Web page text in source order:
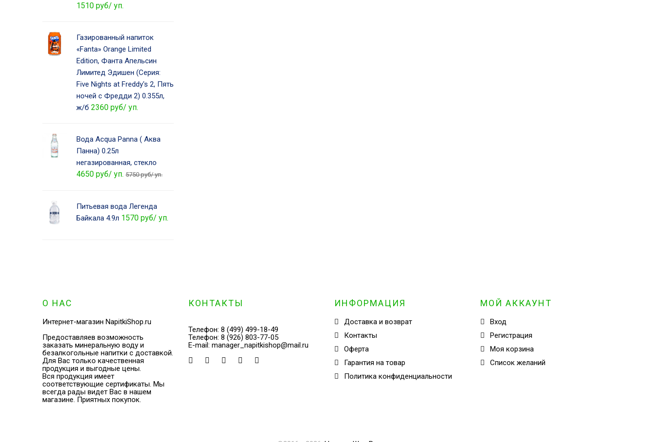
1510 руб/ уп.
Газированный напиток
«Fanta» Orange Limited
Edition, Фанта Апельсин
Лимитед Эдишен (Серия:
Five Nights at Freddy's 2, Пять
ночей с Фредди 2) 0.355л,
ж/б 2360 руб/ уп.
Вода Acqua Panna ( Аква
Панна) 0.25л
негазированная, стекло
4650 руб/ уп. 5750 руб/ уп.
Питьевая вода Легенда
Байкала 4.9л 1570 руб/ уп.
О НАС
Интернет-магазин NapitkiShop.ru
Предоставляев возможность
заказать минеральную воду и
безалкогольные напитки с доставкой.
Для Вас только качественная
продукция и выгодные цены.
Вся продукция имеет
соответствующие сертификаты. Мы
всегда рады видет Вас в нашем
магазине. Приятных покупок.
КОНТАКТЫ
Телефон: 8 (499) 499-18-49
Телефон: 8 (926) 803-77-05
E-mail: manager_napitkishop@mail.ru
ИНФОРМАЦИЯ
Доставка и возврат
Контакты
Оферта
Гарантия на товар
Политика конфиденциальности
МОЙ АККАУНТ
Вход
Регистрация
Моя корзина
Cписок желаний